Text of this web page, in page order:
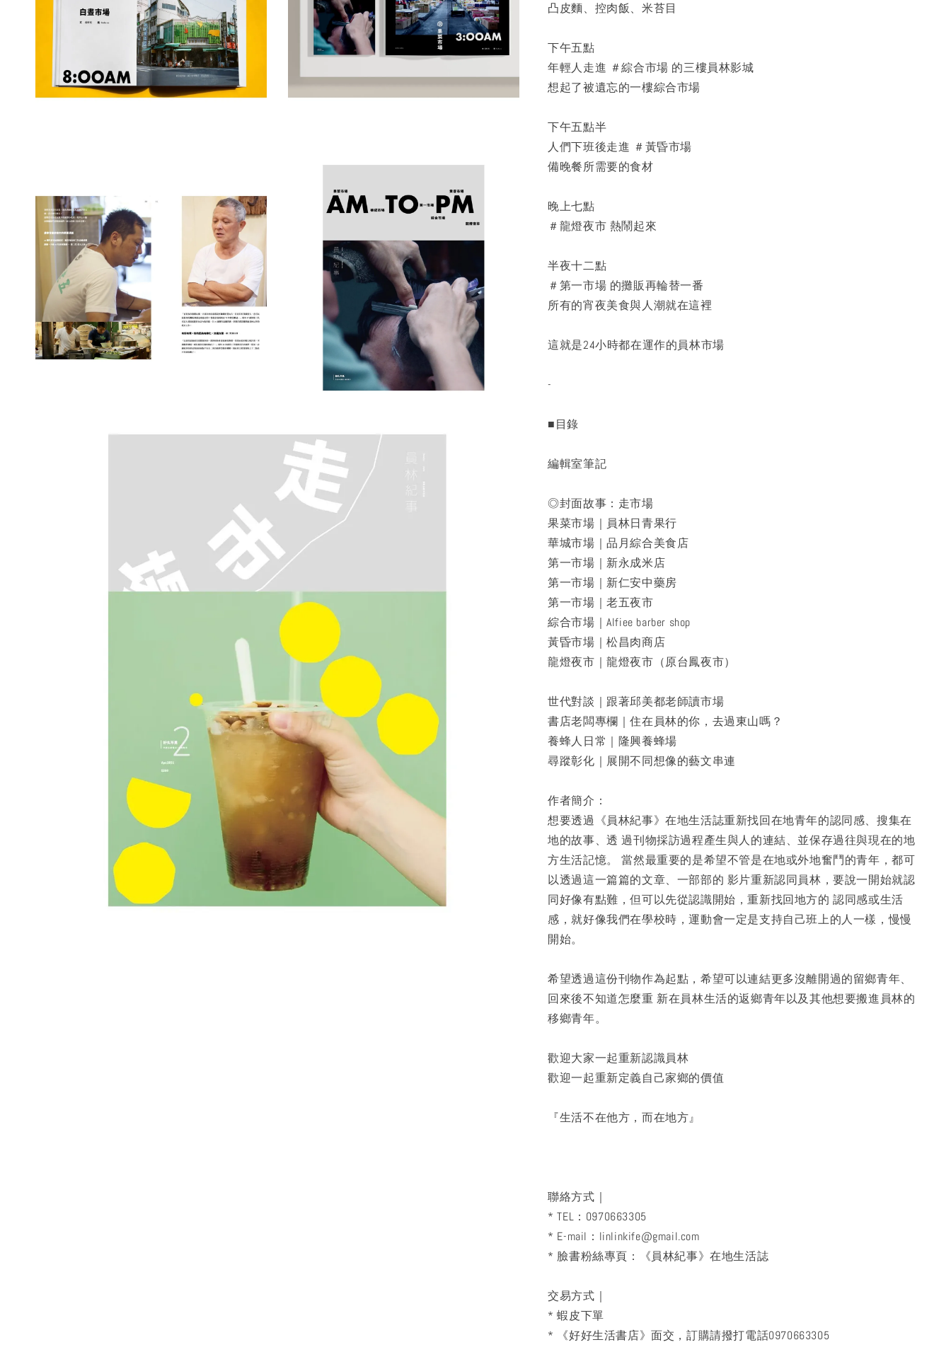
凸皮麵、控肉飯、米苔目
下午五點
年輕人走進 ＃綜合市場 的三樓員林影城
想起了被遺忘的一樓綜合市場
下午五點半
人們下班後走進 ＃黃昏市場
備晚餐所需要的食材
晚上七點
＃龍燈夜市 熱鬧起來
半夜十二點
＃第一市場 的攤販再輪替一番
所有的宵夜美食與人潮就在這裡
這就是24小時都在運作的員林市場
-
■目錄
編輯室筆記
◎封面故事：走市場
果菜市場｜員林日青果行
華城市場｜品月綜合美食店
第一市場｜新永成米店
第一市場｜新仁安中藥房
第一市場｜老五夜市
綜合市場｜Alfiee barber shop
黃昏市場｜松昌肉商店
龍燈夜市｜龍燈夜市（原台鳳夜市）
世代對談｜跟著邱美都老師讀市場
書店老闆專欄｜住在員林的你，去過東山嗎？
養蜂人日常｜隆興養蜂場
尋蹤彰化｜展開不同想像的藝文串連
作者簡介：
想要透過《員林紀事》在地生活誌重新找回在地青年的認同感、搜集在
地的故事、透 過刊物採訪過程產生與人的連結、並保存過往與現在的地
方生活記憶。 當然最重要的是希望不管是在地或外地奮鬥的青年，都可
以透過這一篇篇的文章、一部部的 影片重新認同員林，要說一開始就認
同好像有點難，但可以先從認識開始，重新找回地方的 認同感或生活
感，就好像我們在學校時，運動會一定是支持自己班上的人一樣，慢慢
開始。
希望透過這份刊物作為起點，希望可以連結更多沒離開過的留鄉青年、
回來後不知道怎麼重 新在員林生活的返鄉青年以及其他想要搬進員林的
移鄉青年。
歡迎大家一起重新認識員林
歡迎一起重新定義自己家鄉的價值
『生活不在他方，而在地方』
聯絡方式｜
* TEL：0970663305
* E-mail：linlinkife@gmail.com
* 臉書粉絲專頁：《員林紀事》在地生活誌
交易方式｜
* 蝦皮下單
* 《好好生活書店》面交，訂購請撥打電話0970663305